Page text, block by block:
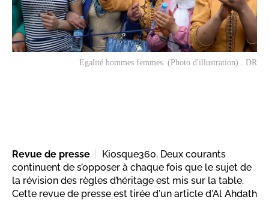
Egalité hommes femmes. (Photo d'illustration) . DR
Revue de presse
Kiosque360. Deux courants
continuent de s’opposer à chaque fois que le sujet de
la révision des règles d’héritage est mis sur la table.
Cette revue de presse est tirée d'un article d'Al Ahdath